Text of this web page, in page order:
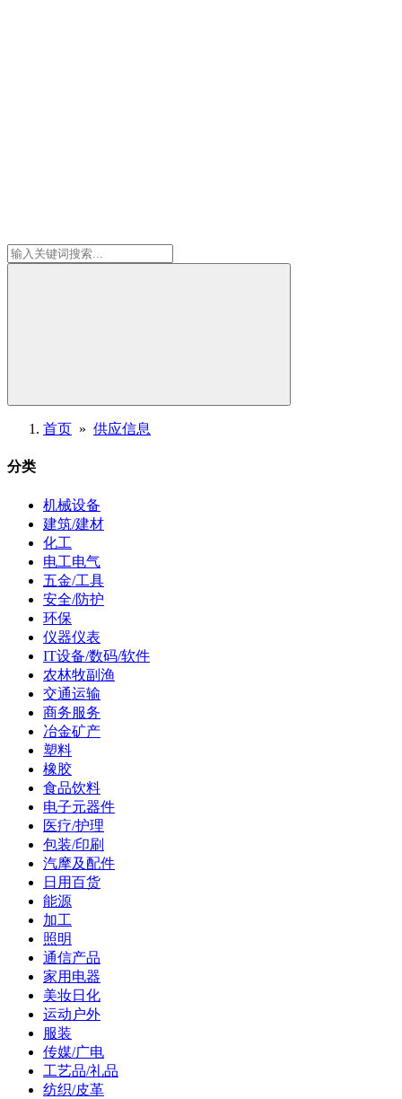
首页 » 供应信息
分类
机械设备
建筑/建材
化工
电工电气
五金/工具
安全/防护
环保
仪器仪表
IT设备/数码/软件
农林牧副渔
交通运输
商务服务
冶金矿产
塑料
橡胶
食品饮料
电子元器件
医疗/护理
包装/印刷
汽摩及配件
日用百货
能源
加工
照明
通信产品
家用电器
美妆日化
运动户外
服装
传媒/广电
工艺品/礼品
纺织/皮革